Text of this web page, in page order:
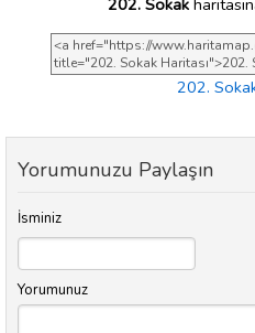
202.
Yorumunuzu Paylaşın
İsminiz
Yorumunuz